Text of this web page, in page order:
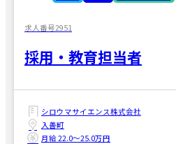
求人番号2951
採用・教育担当者
シロウマサイエンス株式会社
入善町
月給 22.0〜25.0万円